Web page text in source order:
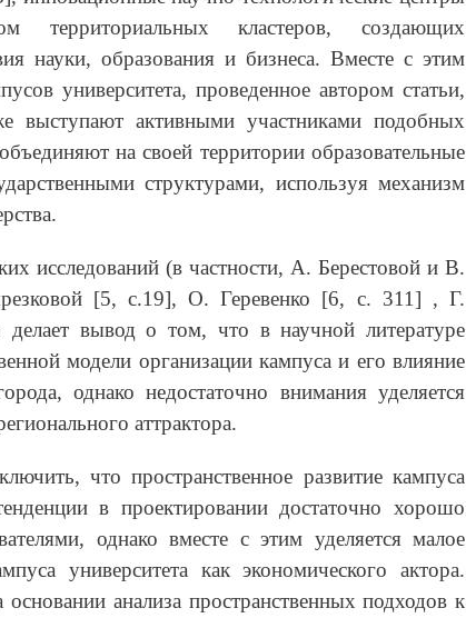
территориальных кластеров, создающих
науки, образования и бизнеса. Вместе с этим
университета, проведенное автором статьи,
выступают активными участниками подобных
на своей территории образовательные
структурами, используя механизм
исследований (в частности, А. Берестовой и В.
[5, с.19], О. Геревенко [6, c. 311] , Г.
вывод о том, что в научной литературе
модели организации кампуса и его влияние
однако недостаточно внимания уделяется
аттрактора.
что пространственное развитие кампуса
в проектировании достаточно хорошо
однако вместе с этим уделяется малое
университета как экономического актора.
анализа пространственных подходов к